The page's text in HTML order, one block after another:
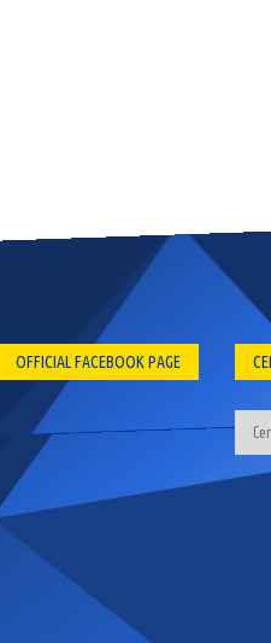
OFFICIAL FACEBOOK PAGE